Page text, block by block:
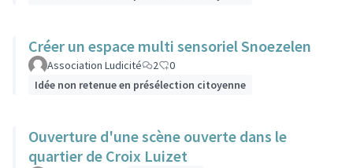
Créer un espace multi sensoriel Snoezelen
Association Ludicité 2
0
Idée non retenue en présélection citoyenne
Ouverture d'une scène ouverte dans le
quartier de Croix Luizet